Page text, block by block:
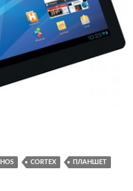
планшет с размером
CORTEX ПЛАНШЕТ